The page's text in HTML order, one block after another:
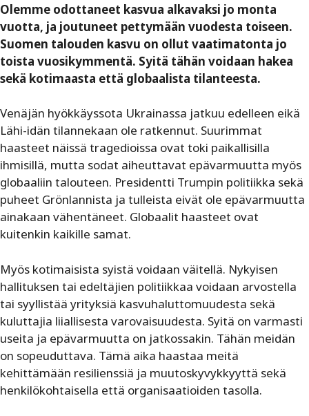
Olemme odottaneet kasvua alkavaksi jo monta
vuotta, ja joutuneet pettymään vuodesta toiseen.
Suomen talouden kasvu on ollut vaatimatonta jo
toista vuosikymmentä. Syitä tähän voidaan hakea
sekä kotimaasta että globaalista tilanteesta.
Venäjän hyökkäyssota Ukrainassa jatkuu edelleen eikä
Lähi-idän tilannekaan ole ratkennut. Suurimmat
haasteet näissä tragedioissa ovat toki paikallisilla
ihmisillä, mutta sodat aiheuttavat epävarmuutta myös
globaaliin talouteen. Presidentti Trumpin politiikka sekä
puheet Grönlannista ja tulleista eivät ole epävarmuutta
ainakaan vähentäneet. Globaalit haasteet ovat
kuitenkin kaikille samat.
Myös kotimaisista syistä voidaan väitellä. Nykyisen
hallituksen tai edeltäjien politiikkaa voidaan arvostella
tai syyllistää yrityksiä kasvuhaluttomuudesta sekä
kuluttajia liiallisesta varovaisuudesta. Syitä on varmasti
useita ja epävarmuutta on jatkossakin. Tähän meidän
on sopeuduttava. Tämä aika haastaa meitä
kehittämään resilienssiä ja muutoskyvykkyyttä sekä
henkilökohtaisella että organisaatioiden tasolla.